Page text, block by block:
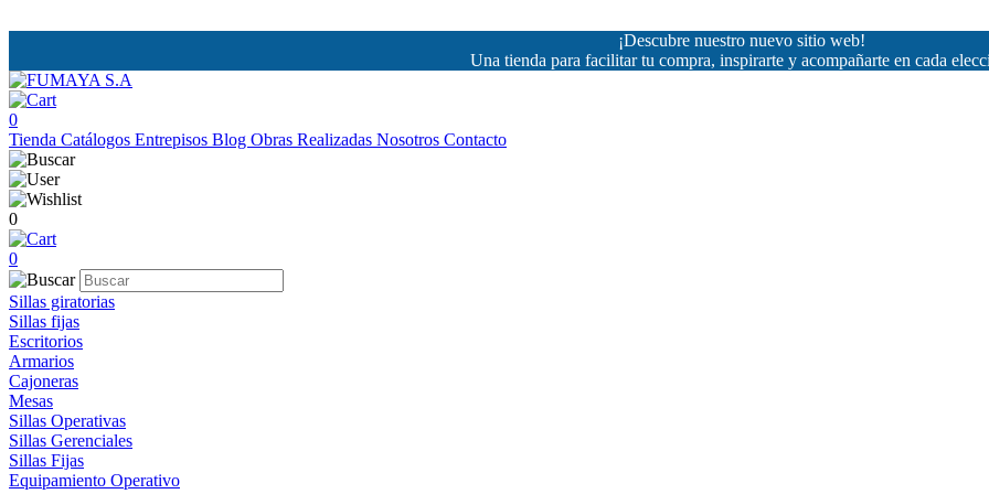
¡Descubre nuestro nuevo sitio web!
Una tienda para facilitar tu compra, inspirarte y acompañarte en cada
0
Tienda Catálogos Entrepisos Blog Obras Realizadas Nosotros Contacto
0
0
Sillas giratorias
Sillas fijas
Escritorios
Armarios
Cajoneras
Mesas
Sillas Operativas
Sillas Gerenciales
Sillas Fijas
Equipamiento Operativo